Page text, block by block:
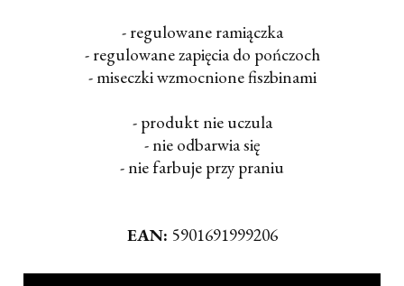
- regulowane ramiączka
- regulowane zapięcia do pończoch
- miseczki wzmocnione fiszbinami
- produkt nie uczula
- nie odbarwia się
- nie farbuje przy praniu
EAN: 5901691999206